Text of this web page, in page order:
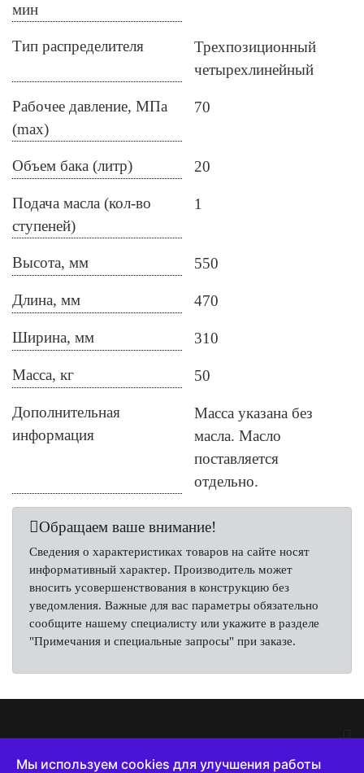
мин
Тип распределителя
Трехпозиционный
четырехлинейный
Рабочее давление, МПа
(max)
70
Объем бака (литр) 20
Подача масла (кол-во
ступеней)
1
Высота, мм 550
Длина, мм 470
Ширина, мм 310
Масса, кг 50
Дополнительная
информация
Масса указана без
масла. Масло
поставляется
отдельно.
Обращаем ваше внимание!
Сведения о характеристиках товаров на сайте носят
информативный характер. Производитель может
вносить усовершенствования в конструкцию без
уведомления. Важные для вас параметры обязательно
сообщите нашему специалисту или укажите в разделе
"Примечания и специальные запросы" при заказе.
Мы используем cookies для улучшения работы